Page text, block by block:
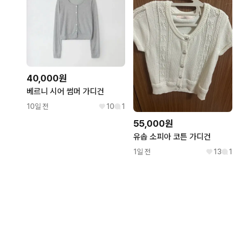
40,000원
베르니 시어 썸머 가디건
10일 전 10 1
55,000원
유솝 소피아 코튼 가디건
1일 전 13 1